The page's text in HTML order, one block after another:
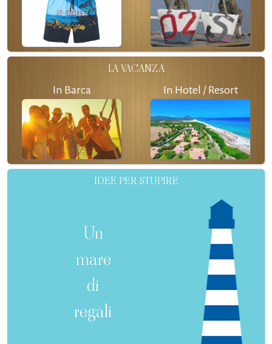
LA VACANZA
In Barca In Hotel / Resort
IDEE PER STUPIRE
Un
mare
di
regali